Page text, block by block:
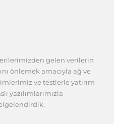
gelen verilerin
önlemek amacıyla ağ ve
ve testlerle yatırım
yazılımlarımızla